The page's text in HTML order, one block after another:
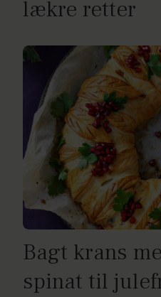
lækre retter
Bagt krans
spinat til